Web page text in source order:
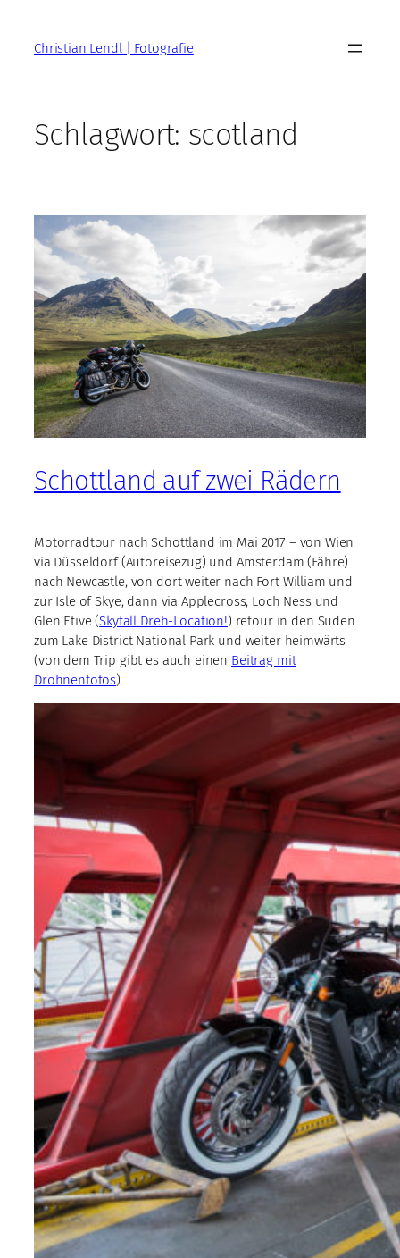
springenChristian Lendl | Fotografie
Schlagwort: scotland
Schottland auf zwei Rädern
Motorradtour nach Schottland im Mai 2017 – von Wien
via Düsseldorf (Autoreisezug) und Amsterdam (Fähre)
nach Newcastle, von dort weiter nach Fort William und
zur Isle of Skye; dann via Applecross, Loch Ness und
Glen Etive (Skyfall Dreh-Location!) retour in den Süden
zum Lake District National Park und weiter heimwärts
(von dem Trip gibt es auch einen Beitrag mit
Drohnenfotos).